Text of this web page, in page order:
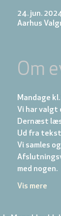
24. jun.
Aarhus
Om
Mandage
Vi har valgt
Dernæst
Ud fra
Vi samles
med nogen.
Vis mere